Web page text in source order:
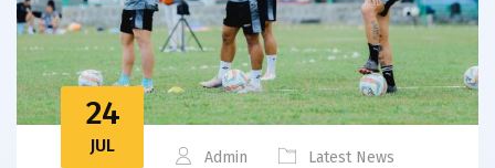
24
JUL
Admin Latest News